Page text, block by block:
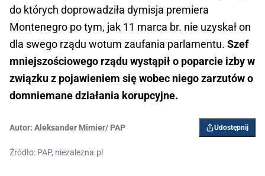
do których doprowadziła dymisja premiera
Montenegro po tym, jak 11 marca br. nie uzyskał on
dla swego rządu wotum zaufania parlamentu. Szef
mniejszościowego rządu wystąpił o poparcie izby w
związku z pojawieniem się wobec niego zarzutów o
domniemane działania korupcyjne.
Autor: Aleksander Mimier/ PAP Udostępnij
Źródło: PAP, niezalezna.pl